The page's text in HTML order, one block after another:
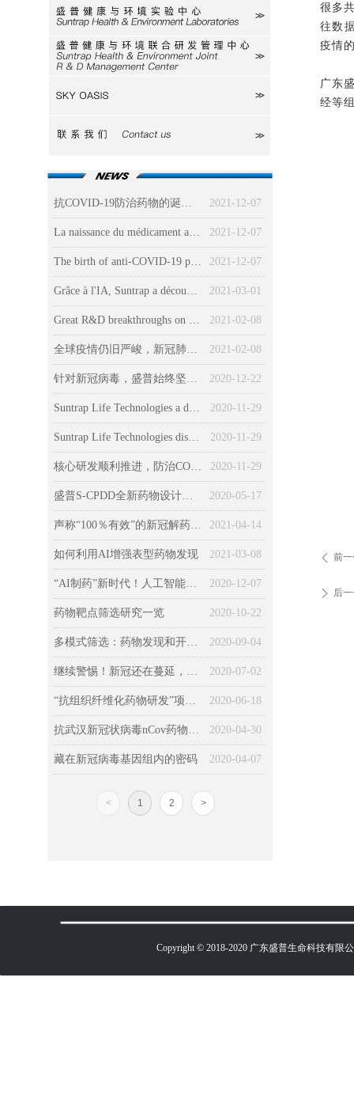
很多
往数
疫情
广东
经等
ꄴ 前
ꄲ 后
2021-12-07
抗COVID-19防治药物的诞生（一）
2021-12-07
La naissance du médicament anti-COVID-19 avec l’effet préventif et curatif
2021-12-07
The birth of anti-COVID-19 prevention drugs
2021-03-01
Grâce à l'IA, Suntrap a découvert des médicaments spécifiques pour le COVID-19 et les épidémies
2021-02-08
Great R&D breakthroughs on a miracle new drug against the COVID-19 global pandemics
2021-02-08
全球疫情仍旧严峻，新冠肺炎防治药物研发有重大突破！
2020-12-22
针对新冠病毒，盛普始终坚持多靶标协同的防治病毒药物研发
2020-11-29
Suntrap Life Technologies a découvert un composé anti-COVID-19 naturel.
2020-11-29
Suntrap Life Technologies discovered a natural anti-COVID-19 compound.
2020-11-29
核心研发顺利推进，防治COVID-19病毒指日可待
2020-05-17
盛普S-CPDD全新药物设计与研发体系
2021-04-14
声称“100％有效”的新冠解药Molnupiravir，究竟是什么？
2021-03-08
如何利用AI增强表型药物发现
2020-12-07
“AI制药”新时代！人工智能预测更好的抗癌药物组合
2020-10-22
药物靶点筛选研究一览
2020-09-04
多模式筛选：药物发现和开发的未来
2020-07-02
继续警惕！新冠还在蔓延，一大波病毒卷土重来……
2020-06-18
“抗组织纤维化药物研发”项目启动
2020-04-30
抗武汉新冠状病毒nCov药物靶标与药物筛选建议
2020-04-07
藏在新冠病毒基因组内的密码
< 1 2 >
实验中心
研发中心
联系我们
Copyright © 2018-2020 广东盛普生命科技有限